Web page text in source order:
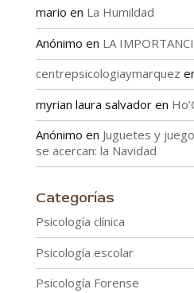
mario en La Humildad
Anónimo en LA
centrepsicologiaymarquez
myrian laura salvadoren
Anónimo en Juguetes y
se acercan: la Navidad
Categorías
Psicología clínica
Psicología escolar
Psicología Forense